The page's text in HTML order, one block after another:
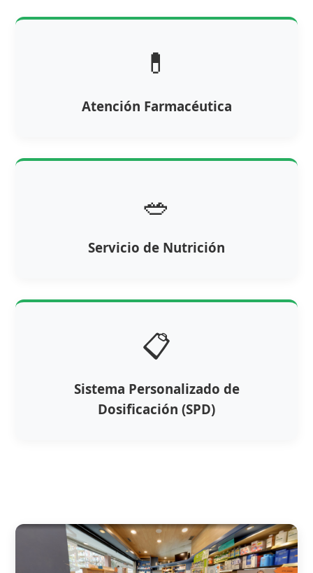
💊
Atención Farmacéutica
🥗
Servicio de Nutrición
📋
Sistema Personalizado de
Dosificación (SPD)